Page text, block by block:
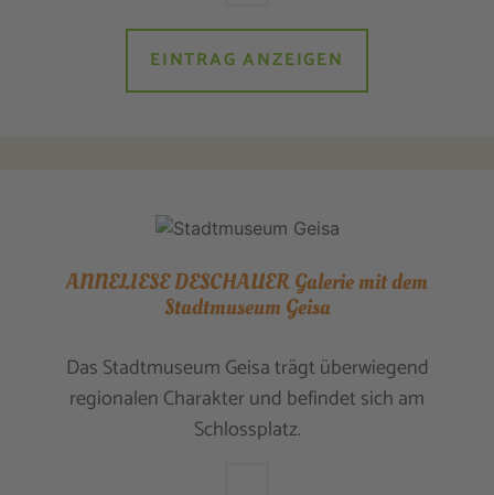
EINTRAG ANZEIGEN
ANNELIESE DESCHAUER Galerie mit dem
Stadtmuseum Geisa
Das Stadtmuseum Geisa trägt überwiegend
regionalen Charakter und befindet sich am
Schlossplatz.